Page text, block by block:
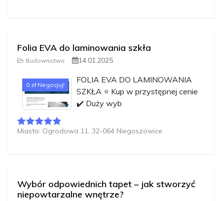
Folia EVA do laminowania szkła
Budownictwo 14.01.2025
0 zł Negocjuj!
FOLIA EVA DO LAMINOWANIA
SZKŁA ⭐️ Kup w przystępnej cenie
✔️ Duży wyb
Miasto: Ogrodowa 11, 32-064 Niegoszowice
Wybór odpowiednich tapet – jak stworzyć
niepowtarzalne wnętrze?